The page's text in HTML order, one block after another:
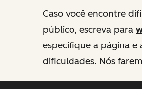
Caso você encontre
público, escreva para
especifique a página e
dificuldades. Nós